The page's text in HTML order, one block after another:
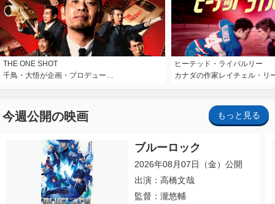
THE ONE SHOT
千鳥・大悟が企画・プロデュー…
ヒーテッド・ライバルリー
カナダの作家レイチェル・リ
今週公開の映画 もっと見る
ブルーロック
2026年08月07日（金）公開
出演：高橋文哉
監督：瀧悠輔